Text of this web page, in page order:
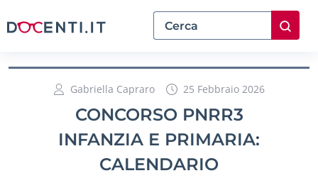
Gabriella Capraro 25 Febbraio 2026
CONCORSO PNRR3
INFANZIA E PRIMARIA:
CALENDARIO